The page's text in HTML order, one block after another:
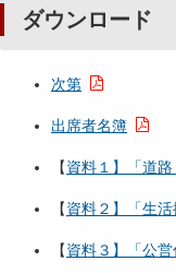
ダウンロード
次第
出席者名簿
【資料１】「道
【資料２】「生
【資料３】「公